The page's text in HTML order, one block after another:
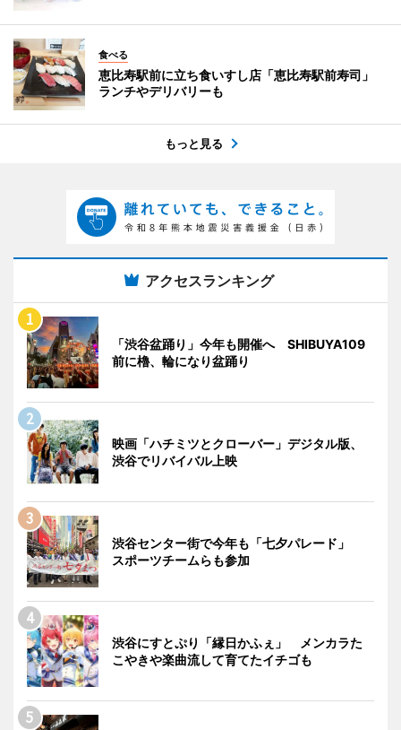
食べる
恵比寿駅前に立ち食いすし店「恵比寿駅前寿司」
ランチやデリバリーも
もっと見る
アクセスランキング
「渋谷盆踊り」今年も開催へ SHIBUYA109
前に櫓、輪になり盆踊り
映画「ハチミツとクローバー」デジタル版、
渋谷でリバイバル上映
渋谷センター街で今年も「七夕パレード」
スポーツチームらも参加
渋谷にすとぷり「縁日かふぇ」 メンカラた
こやきや楽曲流して育てたイチゴも